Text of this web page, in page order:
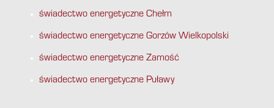
świadectwo energetyczne Chełm
świadectwo energetyczne Gorzów Wielkopolski
świadectwo energetyczne Zamość
świadectwo energetyczne Puławy